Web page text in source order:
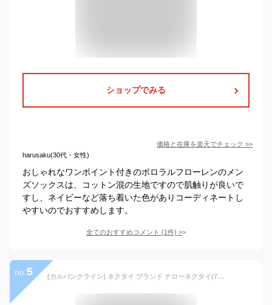
ショップでみる
価格と在庫を楽天でチェック >>
harusaku(30代・女性)
おしゃれなワンポイント付きのポロラルフローレンのメン
ズソックスは、コットン混の生地ですので肌触りが良いで
すし、ネイビーなど落ち着いた色がありコーディネートし
やすいのでおすすめします。
全てのおすすめコメント (1件) >
no. 5 [カルバンクライン] ネクタイ ブランド ナローネクタイ(7cm幅) CK35 ダークグレー/グレー [並行輸入品]